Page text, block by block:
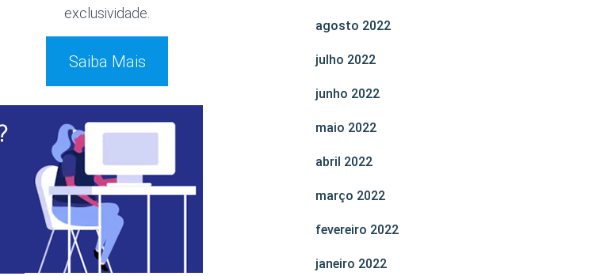
exclusividade.
Saiba Mais
agosto 2022
julho 2022
junho 2022
maio 2022
abril 2022
março 2022
fevereiro 2022
janeiro 2022